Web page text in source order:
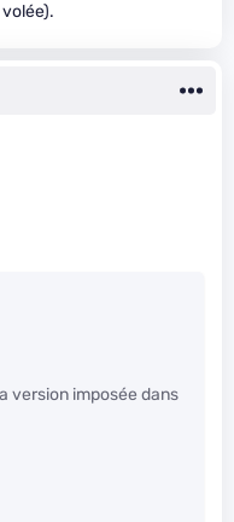
version imposée dans